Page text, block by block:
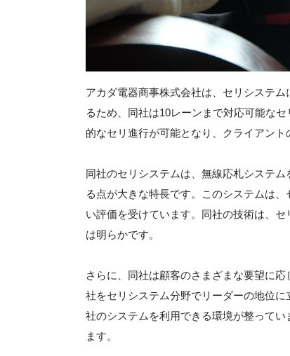
アカダ電器商事株式会社は、セリシステ
るため、同社は10レーンまで対応可能な
的なセリ進行が可能となり、クライアント
同社のセリシステムは、無線応札システ
る点が大きな特長です。このシステムは
い評価を受けています。同社の技術は、
は明らかです。
さらに、同社は顧客のさまざまな要望に
社をセリシステム分野でリーダーの地位
社のシステムを利用できる環境が整って
ます。